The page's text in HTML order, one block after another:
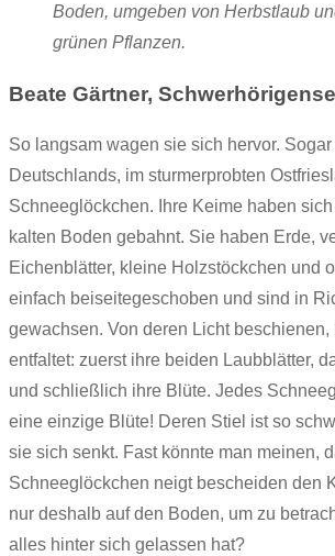
Boden, umgeben von Herbstlaub
grünen Pflanzen.
Beate Gärtner,
So langsam wagen sie sich hervor.
Deutschlands, im sturmerprobten
Schneeglöckchen. Ihre Keime haben
kalten Boden gebahnt. Sie haben Erde,
Eichenblätter, kleine Holzstöckchen und
einfach beiseitegeschoben und sind in
gewachsen. Von deren Licht beschienen,
entfaltet: zuerst ihre beiden Laubblätter,
und schließlich ihre Blüte. Jedes
eine einzige Blüte! Deren Stiel ist so
sie sich senkt. Fast könnte man meinen,
Schneeglöckchen neigt bescheiden den
nur deshalb auf den Boden, um zu
alles hinter sich gelassen hat?